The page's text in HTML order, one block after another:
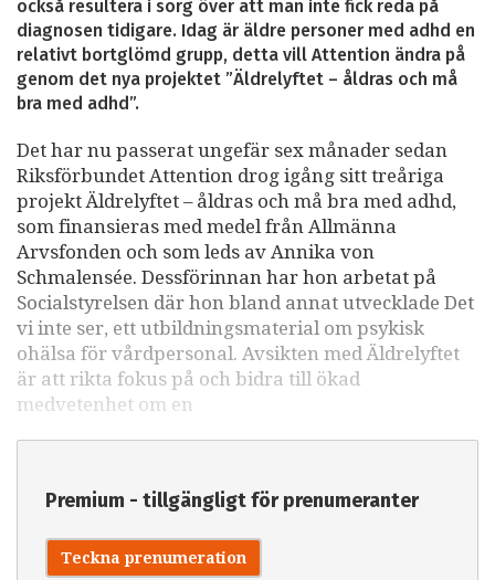
också resultera i sorg över att man inte fick reda på
diagnosen tidigare. Idag är äldre personer med adhd en
relativt bortglömd grupp, detta vill Attention ändra på
genom det nya projektet ”Äldrelyftet – åldras och må
bra med adhd”.
Det har nu passerat ungefär sex månader sedan
Riksförbundet Attention drog igång sitt treåriga
projekt Äldrelyftet – åldras och må bra med adhd,
som finansieras med medel från Allmänna
Arvsfonden och som leds av Annika von
Schmalensée. Dessförinnan har hon arbetat på
Socialstyrelsen där hon bland annat utvecklade Det
vi inte ser, ett utbildningsmaterial om psykisk
ohälsa för vårdpersonal. Avsikten med Äldrelyftet
är att rikta fokus på och bidra till ökad
medvetenhet om en
Premium - tillgängligt för prenumeranter
Teckna prenumeration